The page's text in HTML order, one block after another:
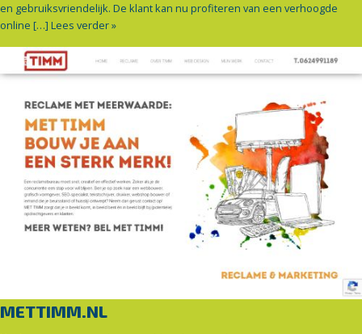
en gebruiksvriendelijk. De klant kan nu profiteren van een verhoogde
online […] Lees verder »
METTIMM.NL